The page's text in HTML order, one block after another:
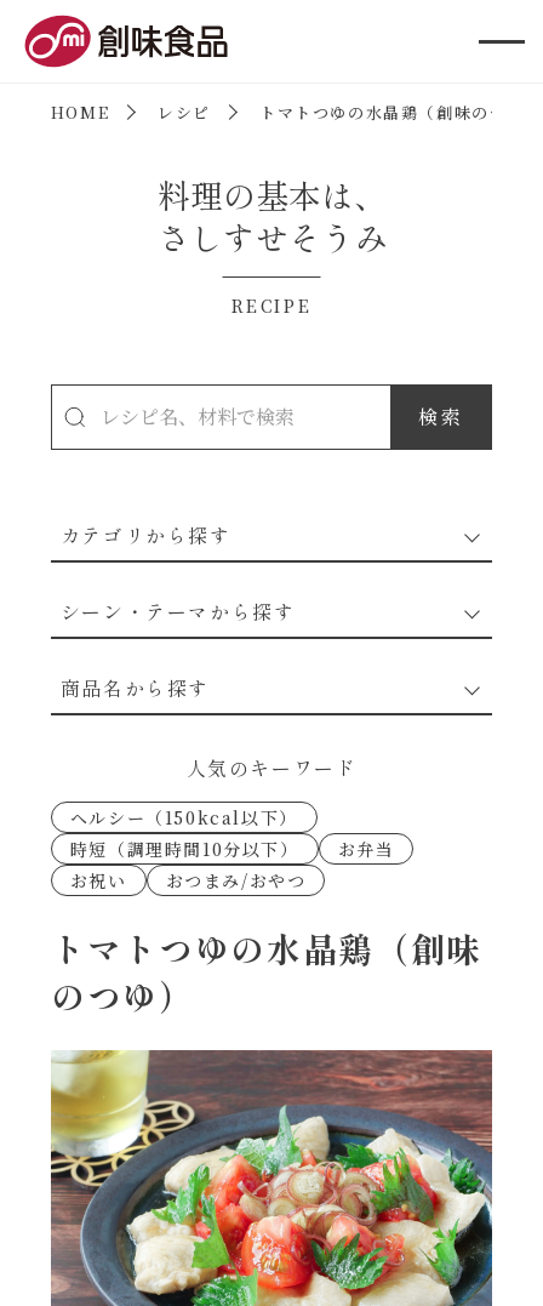
HOME レシピ トマトつゆの水晶鶏（創味のつゆ）
料理の基本は、
さしすせそうみ
RECIPE
カテゴリから探す
穀物類のレシピ
シーン・テーマから探す
なんでも南蛮
考えるな、二代目で炒めろ！～○○の炒め物
朝シャン（ごはん派）
朝シャン（パン派）
ヘルシー（150kcal以下）
時短（調理時間10分以下）
お弁当
商品名から探す
あえるハコネーゼトマトバジル
あえるハコネーゼ高菜
あえるハコネーゼミートソース
あえるハコネーゼナポリタン
あえるハコネーゼジェノベーゼ
あえるハコネーゼペペロンチーノ
人気のキーワード
ヘルシー（150kcal以下）
時短（調理時間10分以下）
お弁当
お祝い
おつまみ/おやつ
トマトつゆの水晶鶏（創味
のつゆ）